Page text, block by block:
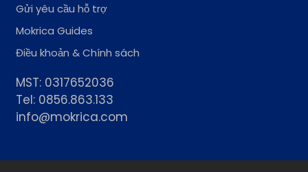
Gửi yêu cầu hỗ trợ
Mokrica Guides
Điều khoản & Chính sách
MST: 0317652036
Tel: 0856.863.133
info@mokrica.com